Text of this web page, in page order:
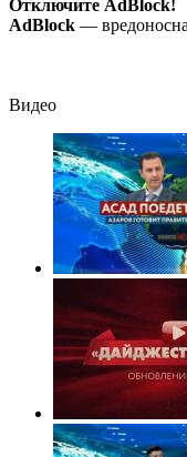
слезы
Отключите AdBlock!
AdBlock —
Видео